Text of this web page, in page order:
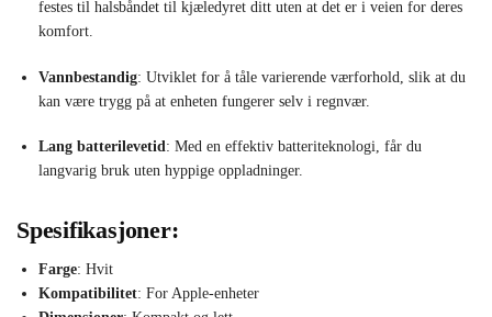
festes til halsbåndet til kjæledyret ditt uten at det er i veien for deres
komfort.
Vannbestandig: Utviklet for å tåle varierende værforhold, slik at du
kan være trygg på at enheten fungerer selv i regnvær.
Lang batterilevetid: Med en effektiv batteriteknologi, får du
langvarig bruk uten hyppige oppladninger.
Spesifikasjoner:
Farge: Hvit
Kompatibilitet: For Apple-enheter